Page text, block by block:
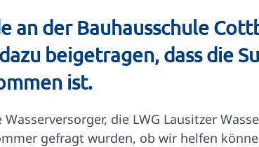
an der Bauhausschule
beigetragen, dass die
ist.
die LWG Lausitzer
gefragt wurden, ob wir helfen